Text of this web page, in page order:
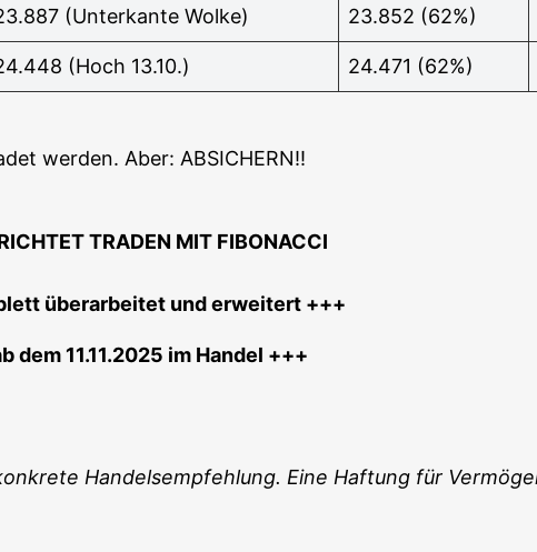
(Unter­kan­te Wolke) 23.852 (62%)
(Hoch 13.10.) 24.471 (62%)
wer­den. Aber: ABSICHERN!!
TRADEN MIT FIBONACCI
über­ar­bei­tet und erweitert +++
dem 11.11.2025 im Handel +++
Han­dels­emp­feh­lung. Eine Haf­tung für